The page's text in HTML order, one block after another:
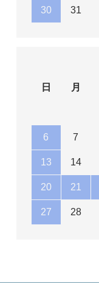
30 31
日 月
6 7
13 14
20 21
27 28